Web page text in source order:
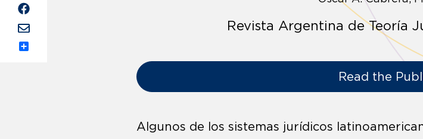
Revista Argentina de Teoría
Read the
Algunos de los sistemas jurídicos